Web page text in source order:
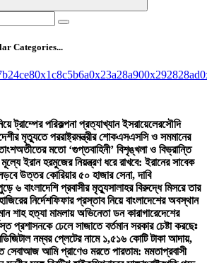
Categories...
0x1c8c5b6a0x23a28a900x292828ad
ট্রাম্পের পরিকল্পনা প্রত্যাখ্যান ইসরায়েলেরসৌদি
মৃত্যুতে পররাষ্ট্রমন্ত্রীর শোকএসএসসি ও সমমানের
অতীতের মতো ‘গুপ্তবাহিনী’ বিশৃঙ্খলা ও বিভ্রান্তি
ইরান হরমুজের নিয়ন্ত্রণ ধরে রাখবে: ইরানের সাবেক
উত্তর কোরিয়ার ৫০ হাজার সেনা, দাবি
৬ বাংলাদেশি প্রবাসীর মৃত্যুসালাহর বিরুদ্ধে মিসরে তার
নির্দেশফিফার প্রস্তাব নিয়ে বাংলাদেশের অবস্থান
শাহ হত্যা মামলায় অভিনেতা ডন কারাগারেদেশের
প্রশাসনকে ঢেলে সাজাতে বর্তমান সরকার চেষ্টা করছেঃ
ডিজিটাল নম্বর প্লেটের নামে ১,৫১৬ কোটি টাকা আদায়,
সেবাআজ আমি প্রাণেও মরতে পারতাম: মমতাপ্রবাসী